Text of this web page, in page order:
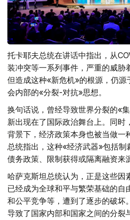
托卡耶夫总统在讲话中指出，从
装冲突等一系列事件，严重的威胁
但造成这种«新危机»的根源，仍源
会内部的«分裂-对抗»思想。
换句话说，曾经导致世界分裂的«
新出现在了国际政治舞台上。同时
背景下，经济政策本身也被当做一
总统指出，这种«经济武器»包括制
债务政策、限制获得或隔离融资来
哈萨克斯坦总统认为，正是这些因
已经成为全球和平与繁荣基础的自
和公平竞争等，遭到了逐步的破坏
导致了国家内部和国家之间的分裂